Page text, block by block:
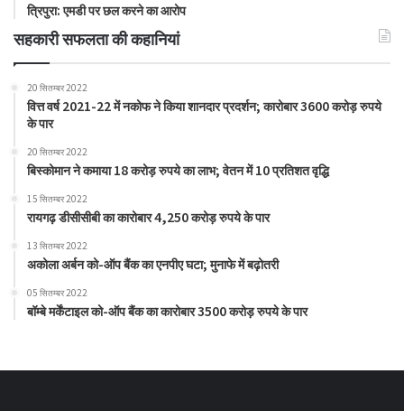
त्रिपुरा: एमडी पर छल करने का आरोप
सहकारी सफलता की कहानियां
20 सितम्बर 2022
वित्त वर्ष 2021-22 में नकोफ ने किया शानदार प्रदर्शन; कारोबार 3600 करोड़ रुपये
के पार
20 सितम्बर 2022
बिस्कोमान ने कमाया 18 करोड़ रुपये का लाभ; वेतन में 10 प्रतिशत वृद्धि
15 सितम्बर 2022
रायगढ़ डीसीसीबी का कारोबार 4,250 करोड़ रुपये के पार
13 सितम्बर 2022
अकोला अर्बन को-ऑप बैंक का एनपीए घटा; मुनाफे में बढ़ोतरी
05 सितम्बर 2022
बॉम्बे मर्केंटाइल को-ऑप बैंक का कारोबार 3500 करोड़ रुपये के पार